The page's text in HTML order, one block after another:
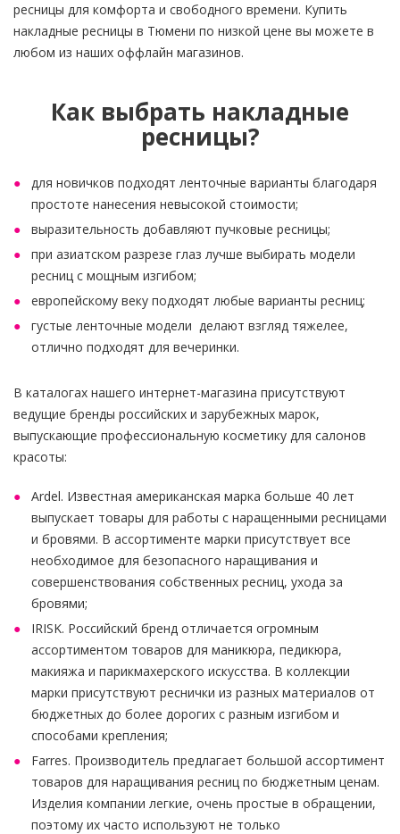
ресницы для комфорта и свободного времени. Купить
накладные ресницы в Тюмени по низкой цене вы можете в
любом из наших оффлайн магазинов.
Как выбрать накладные
ресницы?
для новичков подходят ленточные варианты благодаря
простоте нанесения невысокой стоимости;
выразительность добавляют пучковые ресницы;
при азиатском разрезе глаз лучше выбирать модели
ресниц с мощным изгибом;
европейскому веку подходят любые варианты ресниц;
густые ленточные модели делают взгляд тяжелее,
отлично подходят для вечеринки.
В каталогах нашего интернет-магазина присутствуют
ведущие бренды российских и зарубежных марок,
выпускающие профессиональную косметику для салонов
красоты:
Ardel. Известная американская марка больше 40 лет
выпускает товары для работы с наращенными ресницами
и бровями. В ассортименте марки присутствует все
необходимое для безопасного наращивания и
совершенствования собственных ресниц, ухода за
бровями;
IRISK. Российский бренд отличается огромным
ассортиментом товаров для маникюра, педикюра,
макияжа и парикмахерского искусства. В коллекции
марки присутствуют реснички из разных материалов от
бюджетных до более дорогих с разным изгибом и
способами крепления;
Farres. Производитель предлагает большой ассортимент
товаров для наращивания ресниц по бюджетным ценам.
Изделия компании легкие, очень простые в обращении,
поэтому их часто используют не только